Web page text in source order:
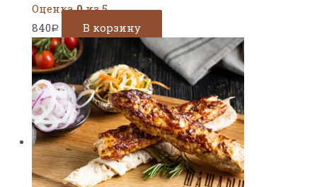
Оценка0из 5
840Р В корзину